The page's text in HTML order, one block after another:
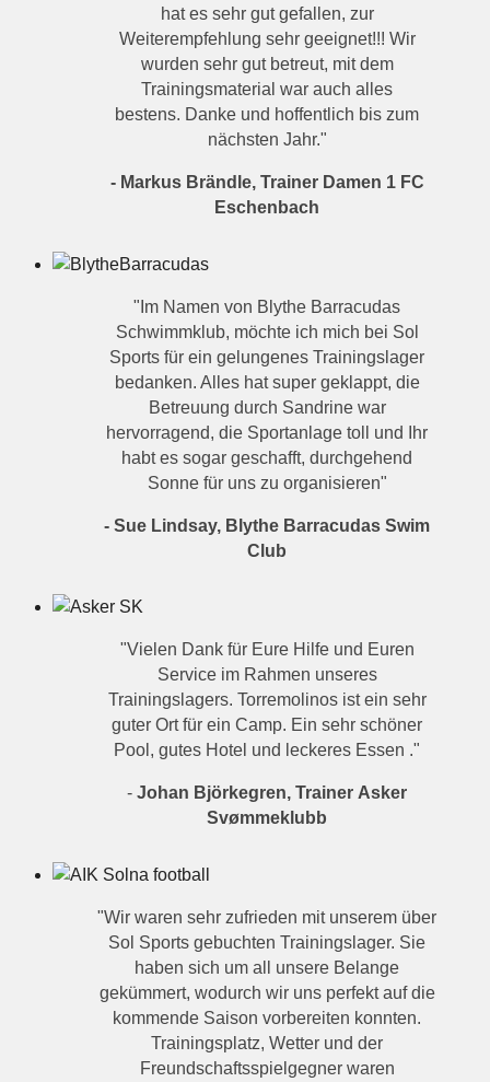
hat es sehr gut gefallen, zur
Weiterempfehlung sehr geeignet!!! Wir
wurden sehr gut betreut, mit dem
Trainingsmaterial war auch alles
bestens. Danke und hoffentlich bis zum
nächsten Jahr."
- Markus Brändle, Trainer Damen 1 FC
Eschenbach
"Im Namen von Blythe Barracudas
Schwimmklub, möchte ich mich bei Sol
Sports für ein gelungenes Trainingslager
bedanken. Alles hat super geklappt, die
Betreuung durch Sandrine war
hervorragend, die Sportanlage toll und Ihr
habt es sogar geschafft, durchgehend
Sonne für uns zu organisieren"
- Sue Lindsay, Blythe Barracudas Swim
Club
"Vielen Dank für Eure Hilfe und Euren
Service im Rahmen unseres
Trainingslagers. Torremolinos ist ein sehr
guter Ort für ein Camp. Ein sehr schöner
Pool, gutes Hotel und leckeres Essen ."
- Johan Björkegren, Trainer Asker
Svømmeklubb
"Wir waren sehr zufrieden mit unserem über
Sol Sports gebuchten Trainingslager. Sie
haben sich um all unsere Belange
gekümmert, wodurch wir uns perfekt auf die
kommende Saison vorbereiten konnten.
Trainingsplatz, Wetter und der
Freundschaftsspielgegner waren